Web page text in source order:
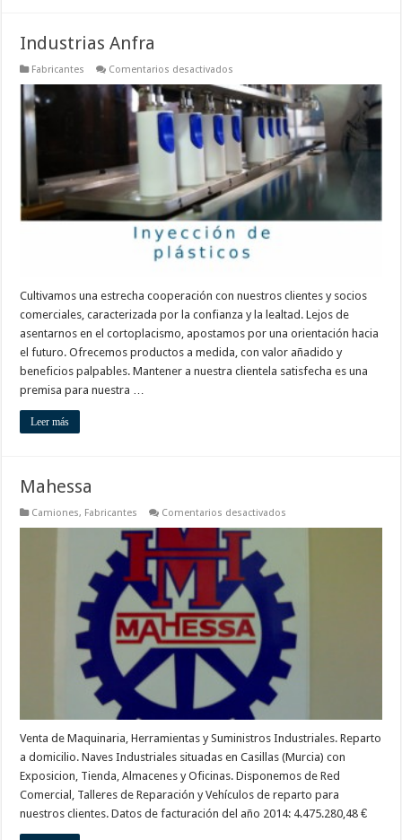
Industrias Anfra
Fabricantes Comentarios desactivados
Anfra
Cultivamos una estrecha cooperación con nuestros clientes y socios
comerciales, caracterizada por la confianza y la lealtad. Lejos de
asentarnos en el cortoplacismo, apostamos por una orientación hacia
el futuro. Ofrecemos productos a medida, con valor añadido y
beneficios palpables. Mantener a nuestra clientela satisfecha es una
premisa para nuestra …
Leer más
Mahessa
Camiones, Fabricantes Comentarios desactivados
Venta de Maquinaria, Herramientas y Suministros Industriales. Reparto
a domicilio. Naves Industriales situadas en Casillas (Murcia) con
Exposicion, Tienda, Almacenes y Oficinas. Disponemos de Red
Comercial, Talleres de Reparación y Vehículos de reparto para
nuestros clientes. Datos de facturación del año 2014: 4.475.280,48 €